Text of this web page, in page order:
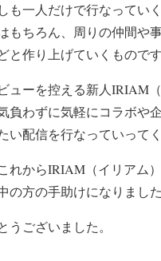
も一人だけで行なってい
もちろん、周りの仲間や
と作り上げていくものです
ューを控える新人IRIAM
負わずに気軽にコラボや
い配信を行なっていって
れからIRIAM（イリアム
の方の手助けになりまし
うございました。